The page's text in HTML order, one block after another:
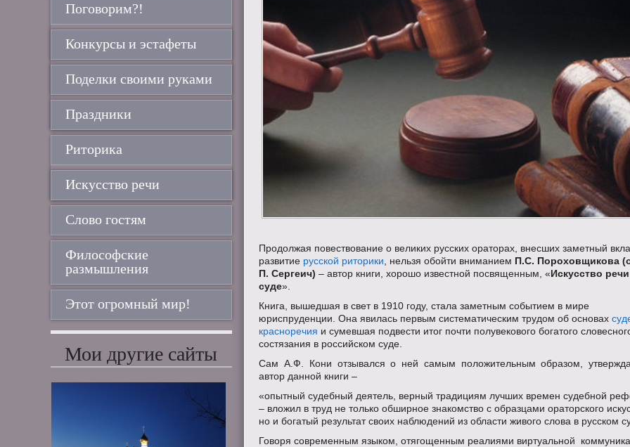
Продолжая повествование о великих русских ораторах, внесших заметный
развитие русской риторики , нельзя обойти вниманием П.С. Пороховщикова
П. Сергеич) – автор книги, хорошо известной посвященным, «Искусство
суде».
Книга, вышедшая в свет в 1910 году, стала заметным событием в мире
юриспруденции. Она явилась первым систематическим трудом об основах
красноречия и сумевшая подвести итог почти полувекового богатого
состязания в российском суде.
Сам А.Ф. Кони отзывался о ней самым положительным образом,
автор данной книги –
«опытный судебный деятель, верный традициям лучших времен судебной
– вложил в труд не только обширное знакомство с образцами ораторского
но и богатый результат своих наблюдений из области живого слова в русском
Говоря современным языком, отягощенным реалиями виртуальной
Поговорим?!
Конкурсы и эстафеты
Поделки своими руками
Праздники
Риторика
Искусство речи
Слово гостям
Философские
размышления
Этот огромный мир!
Мои другие сайты